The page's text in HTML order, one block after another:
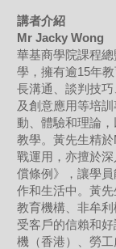
講者介紹
Mr Jacky Wong
華基商學院課程
學，擁有逾15年
長溝通、談判技
及創意應用等培
動、體驗和理論
教學。黃先生精
戰運用，亦擅於
償條例》，讓學
作和生活中。黃先
教育機構、非牟
受客戶的信賴和
機（香港）、勞